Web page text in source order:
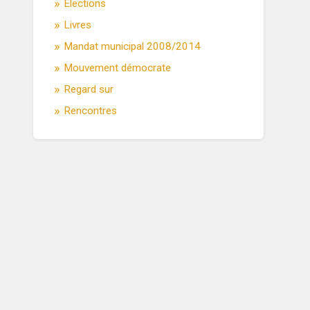
Élections
Livres
Mandat municipal 2008/2014
Mouvement démocrate
Regard sur
Rencontres